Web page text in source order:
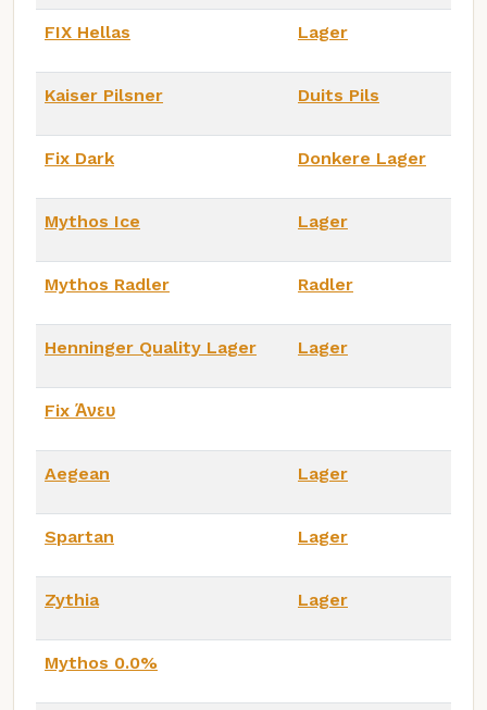
FIX Hellas Lager
Kaiser Pilsner Duits Pils
Fix Dark Donkere Lager
Mythos Ice Lager
Mythos Radler Radler
Henninger Quality Lager Lager
Fix Άνευ
Aegean Lager
Spartan Lager
Zythia Lager
Mythos 0.0%